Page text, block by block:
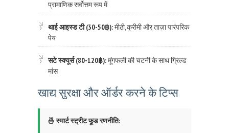
प्रामाणिक सर्वोत्तम रूप में
थाई आइस्ड टी (30-50฿):मीठी, क्रीमी और ताज़ा पारंपरिक
पेय
सटे स्क्यूर्स (80-120฿):मूंगफली की चटनी के साथ ग्रिल्ड
मांस
खाद्य सुरक्षा और ऑर्डर करने के टिप्स
🍜 स्मार्ट स्ट्रीट फूड रणनीति: